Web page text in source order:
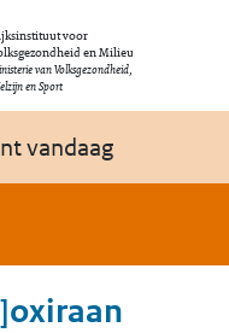
voor
en Milieu
van Volksgezondheid,
en Sport
vandaag